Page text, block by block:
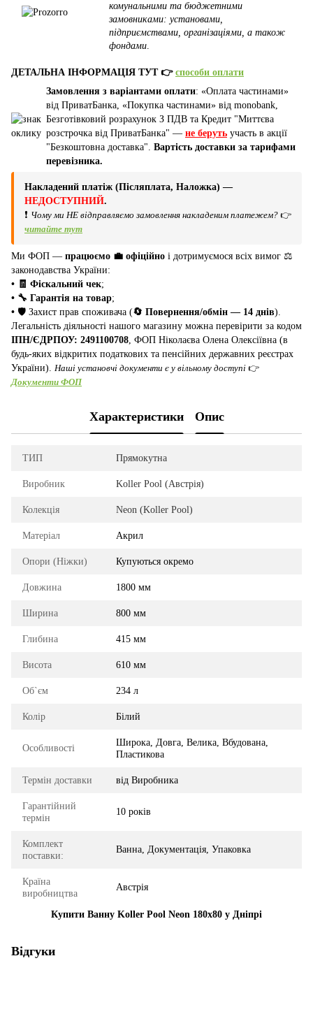
комунальними та бюджетними
замовниками: установами,
підприємствами, організаціями, а також
фондами
ДЕТАЛЬНА ІНФОРМАЦІЯ ТУТ 👉 способи оплати
Замовлення з варіантами оплати: «Оплата частинами»
від ПриватБанка, «Покупка частинами» від monobank,
Безготівковий розрахунок З ПДВ та Кредит "Миттєва
розстрочка від ПриватБанка" — не беруть участь в акції
"Безкоштовна доставка". Вартість доставки за тарифами
перевізника.
Накладений платіж (Післяплата, Наложка) —
НЕДОСТУПНИЙ.
❗ Чому ми НЕ відправляємо замовлення накладеним платежем? 👉
читайте тут
Ми ФОП — працюємо 💼 офіційно і дотримуємося всіх вимог ⚖️
законодавства України:
• 🧾 Фіскальний чек;
• 🔧 Гарантія на товар;
• 🛡️ Захист прав споживача (🔄 Повернення/обмін — 14 днів).
Легальність діяльності нашого магазину можна перевірити за кодом
ІПН/ЄДРПОУ: 2491100708 , ФОП Ніколаєва Олена Олексіївна (в
будь-яких відкритих податкових та пенсійних державних реєстрах
України). Наші установчі документи є у вільному доступі 👉
Документи ФОП
Характеристики Опис
ТИП Прямокутна
Виробник Koller Pool (Австрія)
Колекція Neon (Koller Pool)
Матеріал Акрил
Опори (Ніжки) Купуються окремо
Довжина 1800 мм
Ширина 800 мм
Глибина 415 мм
Висота 610 мм
Об`єм 234 л
Колір Білий
Особливості
Широка, Довга, Велика, Вбудована,
Пластикова
Термін доставки від Виробника
Гарантійний
термін
10 років
Комплект
поставки:
Ванна, Документація, Упаковка
Країна
виробництва
Австрія
Купити Ванну Koller Pool Neon 180x80 у Дніпрі
Відгуки